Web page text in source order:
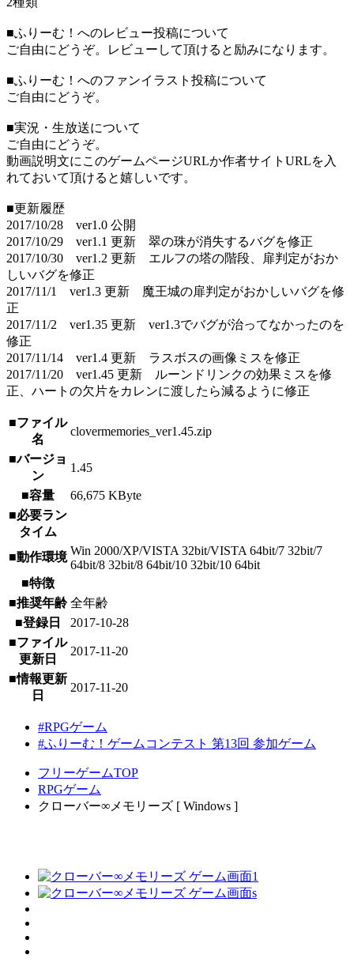
■ふりーむ！へのレビュー投稿について
ご自由にどうぞ。レビューして頂けると励みになります。
■ふりーむ！へのファンイラスト投稿について
ご自由にどうぞ。
■実況・生放送について
ご自由にどうぞ。
動画説明文にこのゲームページURLか作者サイトURLを入
れておいて頂けると嬉しいです。
■更新履歴
2017/10/28 ver1.0 公開
2017/10/29 ver1.1 更新 翠の珠が消失するバグを修正
2017/10/30 ver1.2 更新 エルフの塔の階段、扉判定がおか
しいバグを修正
2017/11/1 ver1.3 更新 魔王城の扉判定がおかしいバグを修
正
2017/11/2 ver1.35 更新 ver1.3でバグが治ってなかったのを
修正
2017/11/14 ver1.4 更新 ラスボスの画像ミスを修正
2017/11/20 ver1.45 更新 ルーンドリンクの効果ミスを修
正、ハートの欠片をカレンに渡したら減るように修正
■ファイル
名
clovermemories_ver1.45.zip
■バージョ
ン
1.45
■容量
66,675 KByte
■必要ラン
タイム
■動作環境 Win 2000/XP/VISTA 32bit/VISTA 64bit/7 32bit/7
64bit/8 32bit/8 64bit/10 32bit/10 64bit
■特徴
■推奨年齢 全年齢
■登録日
2017-10-28
■ファイル
更新日
2017-11-20
■情報更新
日
2017-11-20
#RPGゲーム
#ふりーむ！ゲームコンテスト 第13回 参加ゲーム
フリーゲームTOP
RPGゲーム
クローバー∞メモリーズ [ Windows ]